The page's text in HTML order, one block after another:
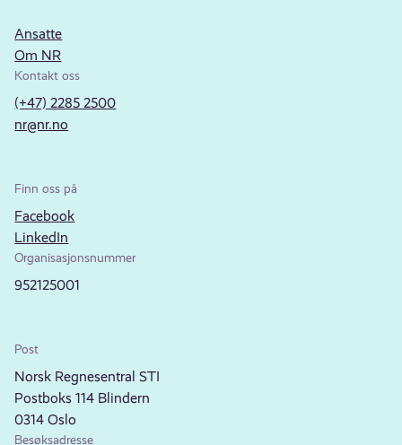
Ansatte
Om NR
Kontakt oss
(+47) 2285 2500
nr@nr.no
Finn oss på
Facebook
LinkedIn
Organisasjonsnummer
952125001
Post
Norsk Regnesentral STI
Postboks 114 Blindern
0314 Oslo
Besøksadresse